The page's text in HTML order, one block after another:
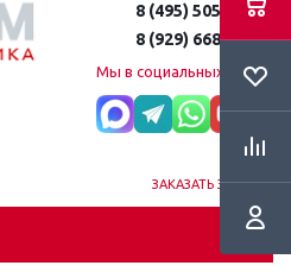
8 (495) 505-51-15
8 (929) 668-95-35
Мы в социальных сетях:
ЗАКАЗАТЬ ЗВОНОК